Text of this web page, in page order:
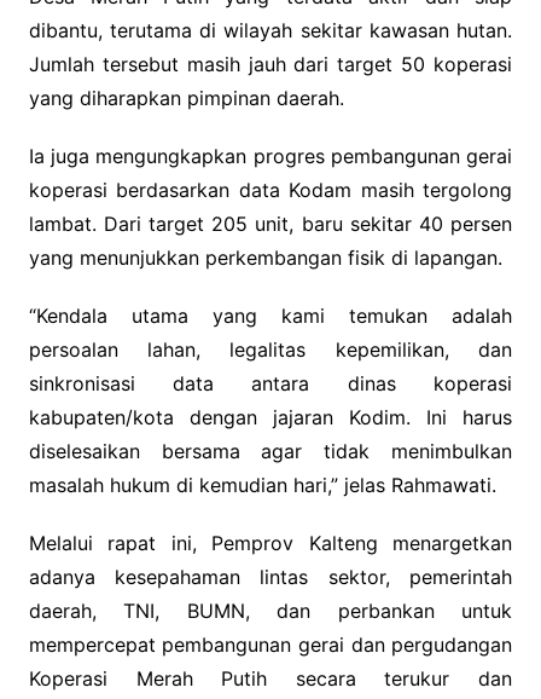
dibantu, terutama di wilayah sekitar kawasan hutan.
Jumlah tersebut masih jauh dari target 50 koperasi
yang diharapkan pimpinan daerah.
Ia juga mengungkapkan progres pembangunan gerai
koperasi berdasarkan data Kodam masih tergolong
lambat. Dari target 205 unit, baru sekitar 40 persen
yang menunjukkan perkembangan fisik di lapangan.
“Kendala utama yang kami temukan adalah
persoalan lahan, legalitas kepemilikan, dan
sinkronisasi data antara dinas koperasi
kabupaten/kota dengan jajaran Kodim. Ini harus
diselesaikan bersama agar tidak menimbulkan
masalah hukum di kemudian hari,” jelas Rahmawati.
Melalui rapat ini, Pemprov Kalteng menargetkan
adanya kesepahaman lintas sektor, pemerintah
daerah, TNI, BUMN, dan perbankan untuk
mempercepat pembangunan gerai dan pergudangan
Koperasi Merah Putih secara terukur dan